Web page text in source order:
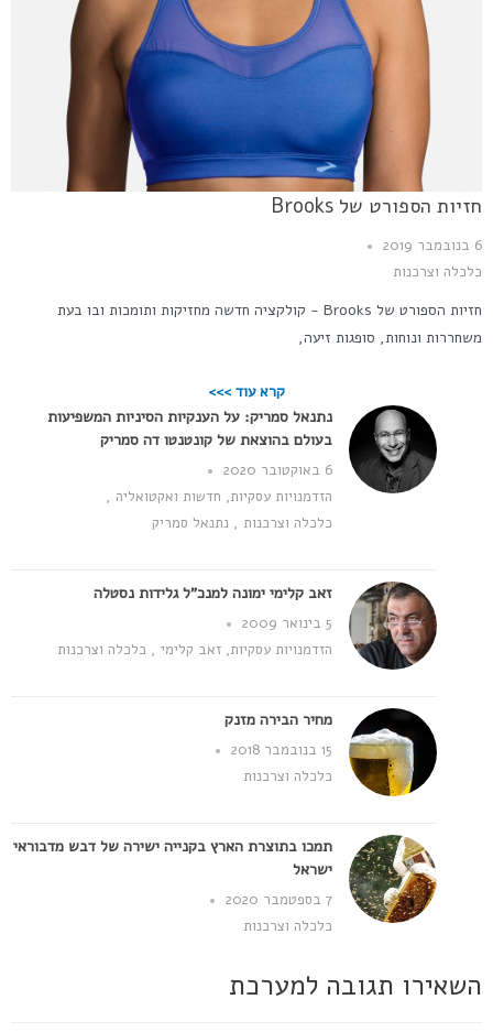
חזיות הספורט של Brooks
6 בנובמבר 2019
כלכלה וצרכנות
חזיות הספורט של Brooks - קולקציה חדשה מחזיקות ותומכות ובו בעת
משחררות ונוחות, סופגות זיעה,
קרא עוד >>>
נתנאל סמריק: על הענקיות הסיניות המשפיעות
בעולם בהוצאת של קונטנטו דה סמריק
6 באוקטובר 2020
הזדמנויות עסקיות, חדשות ואקטואליה ,
כלכלה וצרכנות ,נתנאל סמריק
זאב קלימי ימונה למנכ"ל גלידות נסטלה
5 בינואר 2009
הזדמנויות עסקיות,זאב קלימי , כלכלה וצרכנות
מחיר הבירה מזנק
15 בנובמבר 2018
כלכלה וצרכנות
תמכו בתוצרת הארץ בקנייה ישירה של דבש מדבוראי
ישראל
7 בספטמבר 2020
כלכלה וצרכנות
השאירו תגובה למערכת